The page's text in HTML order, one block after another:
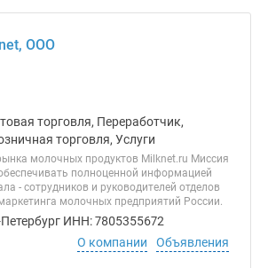
ООО
торговля, Переработчик,
торговля, Услуги
молочных продуктов Milknet.ru Миссия
полноценной информацией
- сотрудников и руководителей отделов
молочных предприятий России.
ИНН: 7805355672
О компании
Объявления